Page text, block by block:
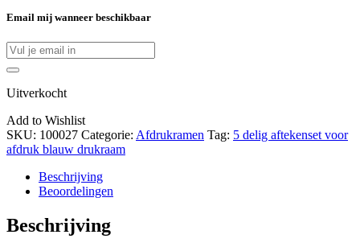
Email mij wanneer beschikbaar
Uitverkocht
Add to Wishlist
SKU: 100027 Categorie: Afdrukramen Tag: 5 delig aftekenset voor
afdruk blauw drukraam
Beschrijving
Beoordelingen
Beschrijving